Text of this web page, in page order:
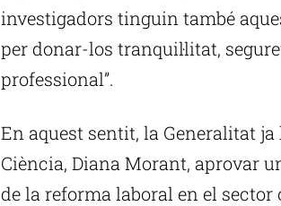
investigadors tinguin també
per donar-los tranquil·litat,
professional”.
En aquest sentit, la Generalitat
Ciència, Diana Morant, aprovar
de la reforma laboral en el